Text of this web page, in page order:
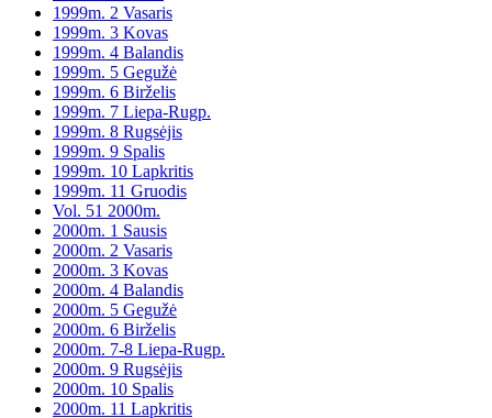
1999m. 2 Vasaris
1999m. 3 Kovas
1999m. 4 Balandis
1999m. 5 Gegužė
1999m. 6 Birželis
1999m. 7 Liepa-Rugp.
1999m. 8 Rugsėjis
1999m. 9 Spalis
1999m. 10 Lapkritis
1999m. 11 Gruodis
Vol. 51 2000m.
2000m. 1 Sausis
2000m. 2 Vasaris
2000m. 3 Kovas
2000m. 4 Balandis
2000m. 5 Gegužė
2000m. 6 Birželis
2000m. 7-8 Liepa-Rugp.
2000m. 9 Rugsėjis
2000m. 10 Spalis
2000m. 11 Lapkritis